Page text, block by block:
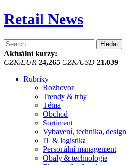
Retail News
Vyhledávání
Aktuální kurzy:
CZK/EUR 24,265 CZK/USD 21,039
Rubriky
Rozhovor
Trendy & trhy
Téma
Obchod
Sortiment
Vybavení, technika, design
IT & logistika
Personální management
Obaly & technologie